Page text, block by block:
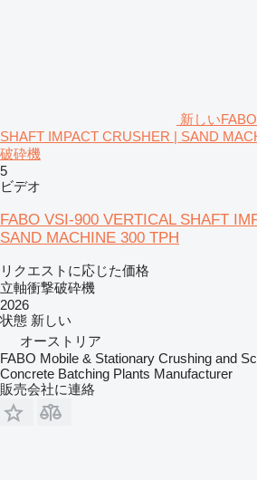
新しい
SHAFT IMPACT CRUSHER | SAND
破砕機
5
ビデオ
FABO VSI-900 VERTICAL SHAFT
SAND MACHINE 300 TPH
リクエストに応じた価格
立軸衝撃破砕機
2026
状態 新しい
オーストリア
FABO Mobile & Stationary Crushing and
Concrete Batching Plants Manufacturer
販売会社に連絡